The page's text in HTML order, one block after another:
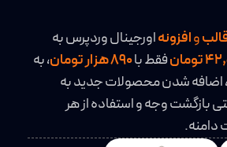
وافزونهاورجینال وردپرس به
فقط با
، به
اضافه شدن محصولات جدید به
بازگشت وجه و استفاده از هر
دامنه.